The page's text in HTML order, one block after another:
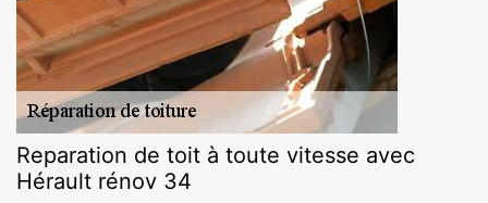
Reparation de toit à toute vitesse avec
Hérault rénov 34